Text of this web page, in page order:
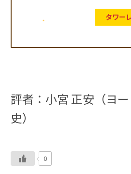
タワー
評者：小宮 正安（ヨ
史）
0